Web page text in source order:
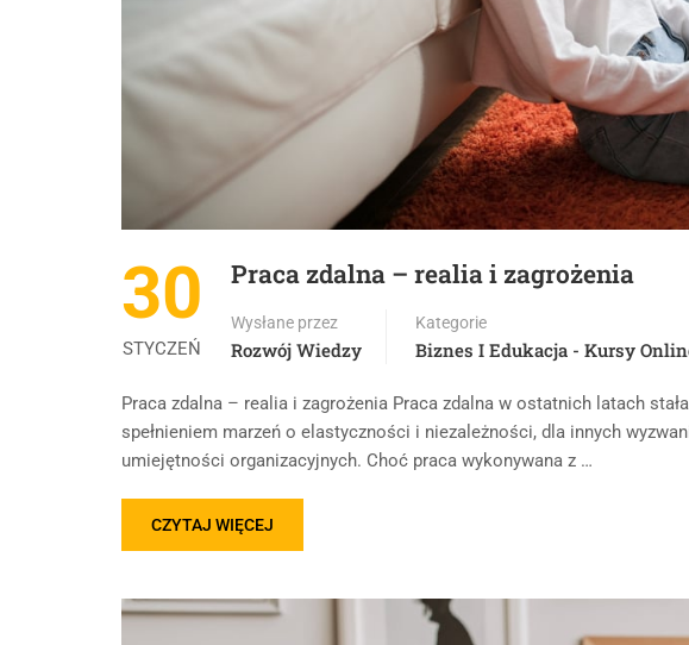
30
STYCZEŃ
Praca zdalna – realia i zagrożenia
Wysłane przez
Rozwój Wiedzy
Kategorie
Biznes I Edukacja - Kursy
Praca zdalna – realia i zagrożenia Praca zdalna w ostatnich latach
spełnieniem marzeń o elastyczności i niezależności, dla innych
umiejętności organizacyjnych. Choć praca wykonywana z …
CZYTAJ WIĘCEJ